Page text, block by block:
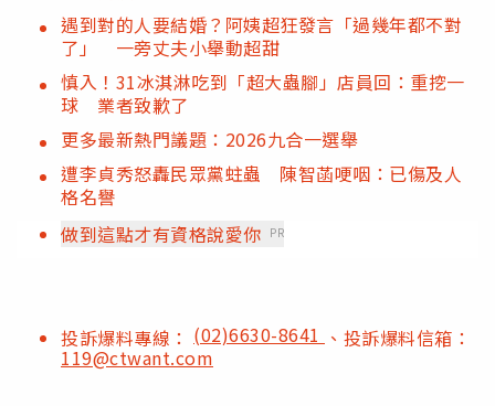
遇到對的人要結婚？阿姨超狂發言「過幾年都不對
了」 一旁丈夫小舉動超甜
慎入！31冰淇淋吃到「超大蟲腳」店員回：重挖一
球 業者致歉了
更多最新熱門議題：2026九合一選舉
遭李貞秀怒轟民眾黨蛀蟲 陳智菡哽咽：已傷及人
格名譽
做到這點才有資格說愛你 PR
投訴爆料專線： (02)6630-8641 、投訴爆料信箱：
119@ctwant.com